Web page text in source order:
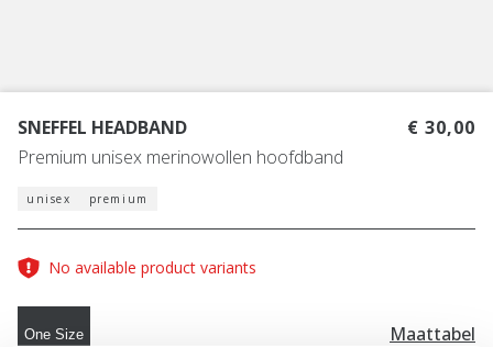
SNEFFEL HEADBAND
Premium unisex merinowollen hoofdband
€ 30,00
unisex premium
No available product variants
One Size Maattabel